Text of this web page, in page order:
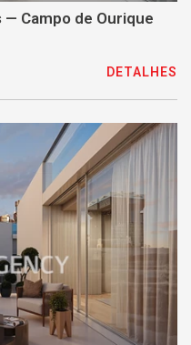
Campo de Ourique
DETALHES